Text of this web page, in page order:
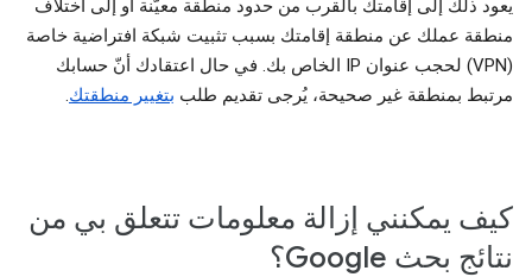
يعود ذلك إلى إقامتك بالقرب من حدود منطقة معيّنة أو إلى اختلاف
منطقة عملك عن منطقة إقامتك بسبب تثبيت شبكة افتراضية خاصة
(VPN) لحجب عنوان IP الخاص بك. في حال اعتقادك أنّ حسابك
مرتبط بمنطقة غير صحيحة، يُرجى تقديم طلب بتغيير منطقتك.
كيف يمكنني إزالة معلومات تتعلق بي من
نتائج بحث Google؟